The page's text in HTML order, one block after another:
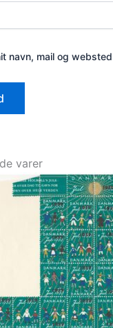
navn, mail og
varer